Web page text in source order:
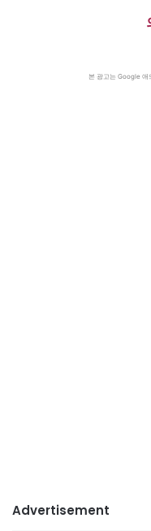
본 광고는 Google 애
Advertisement